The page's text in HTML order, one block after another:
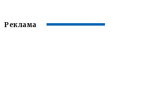
Реклама